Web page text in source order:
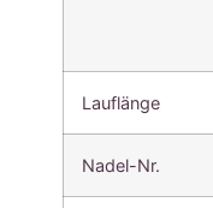
Lauflänge
Nadel-Nr.